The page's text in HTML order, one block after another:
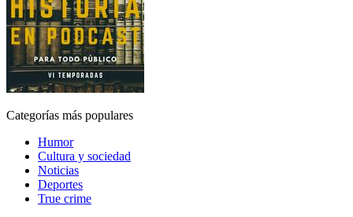
Categorías más populares
Humor
Cultura y sociedad
Noticias
Deportes
True crime